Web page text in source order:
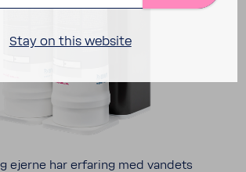
ejerne har erfa­ring med vandets
Stay on this website